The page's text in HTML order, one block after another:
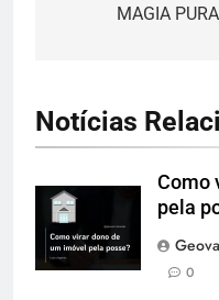
MAGIA
Notícias
Como
pela
0